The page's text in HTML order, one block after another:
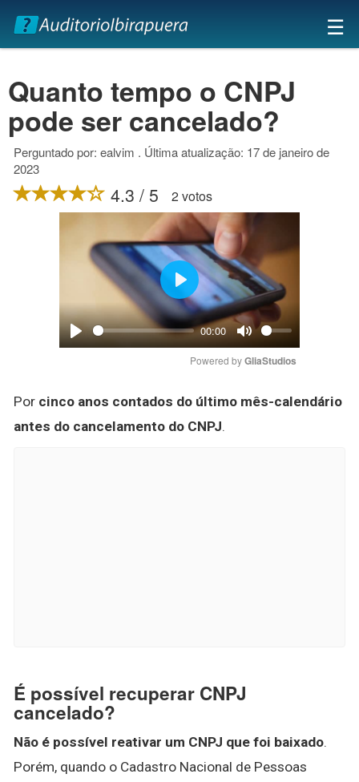
×
☰
Quanto tempo o CNPJ
pode ser cancelado?
Perguntado por: ealvim . Última atualização: 17 de janeiro de
2023
4.3 / 5 2 votos
Play
00:00
Mute
Play
Powered by GliaStudios
Por cinco anos contados do último mês-calendário
antes do cancelamento do CNPJ.
É possível recuperar CNPJ
cancelado?
Não é possível reativar um CNPJ que foi baixado.
Porém, quando o Cadastro Nacional de Pessoas